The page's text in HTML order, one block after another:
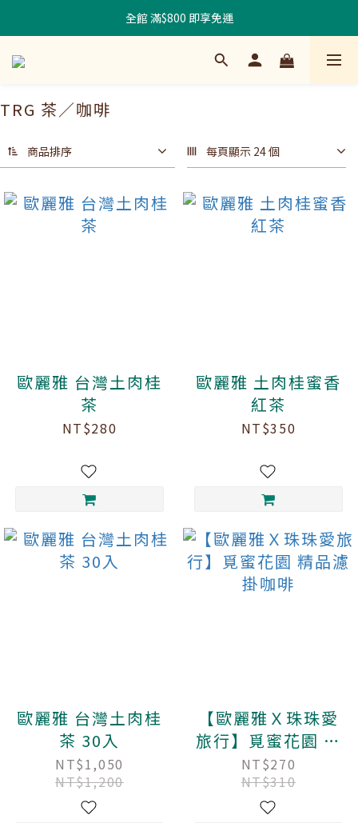
全館 滿$800 即享免運
TRG 茶／咖啡
商品排序 每頁顯示 24 個
歐麗雅 台灣土肉桂
茶
NT$280
歐麗雅 土肉桂蜜香
紅茶
NT$350
歐麗雅 台灣土肉桂
茶 30入
NT$1,050
NT$1,200
【歐麗雅Ｘ珠珠愛
旅行】覓蜜花園 精
品濾掛咖啡
NT$270
NT$310